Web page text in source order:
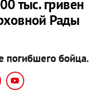
тыс. гривен
Рады
погибшего бойца.